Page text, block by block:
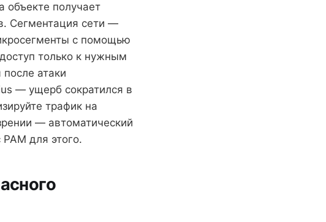
объекте получает
Сегментация сети —
с помощью
только к нужным
атаки
— ущерб сократился в
трафик на
— автоматический
для этого.